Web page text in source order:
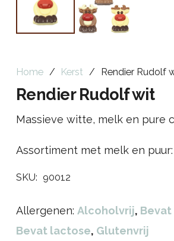
Home / Kerst / Rendier Rudolf
Rendier Rudolf wit
Massieve witte, melk en pure
Assortiment met melk en puur:
SKU: 90012
Allergenen: Alcoholvrij,
Bevat lactose, Glutenvrij